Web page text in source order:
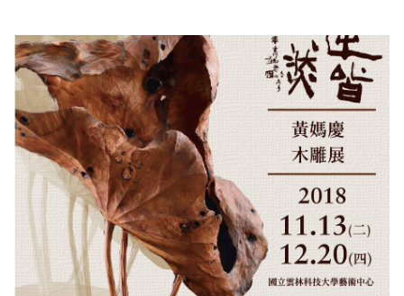
順逆皆自然一黃媽慶木雕展